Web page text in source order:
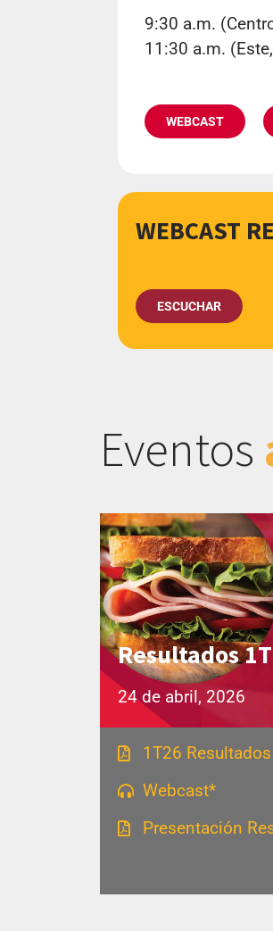
9:30 a.m.
11:30 a.m.
WEBCAST
WEBCAST
ESCUCHAR
Eventos
Resultados
24 de abril, 2026
1T26 Resultados
Webcast*
Presentación